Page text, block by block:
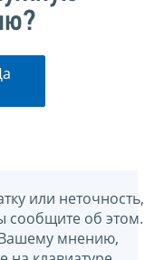
или неточность,
сообщите об этом.
Вашему мнению,